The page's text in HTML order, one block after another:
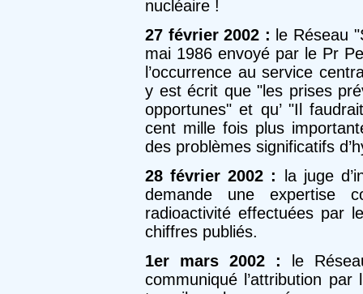
nucléaire !
27 février 2002 : le Réseau
mai 1986 envoyé par le Pr
l’occurrence au service
y est écrit que "les prises
opportunes" et qu’ "Il
cent mille fois plus
des problèmes significatifs
28 février 2002 :
la juge
demande une expertise
radioactivité effectuées par
chiffres publiés.
1er mars 2002 : le
communiqué l’attribution